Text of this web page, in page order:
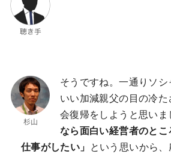
そうですね。一通りソシ
いい加減親父の目の冷
会復帰をしようと思いま
なら面白い経営者のと
仕事がしたい」
という思いから